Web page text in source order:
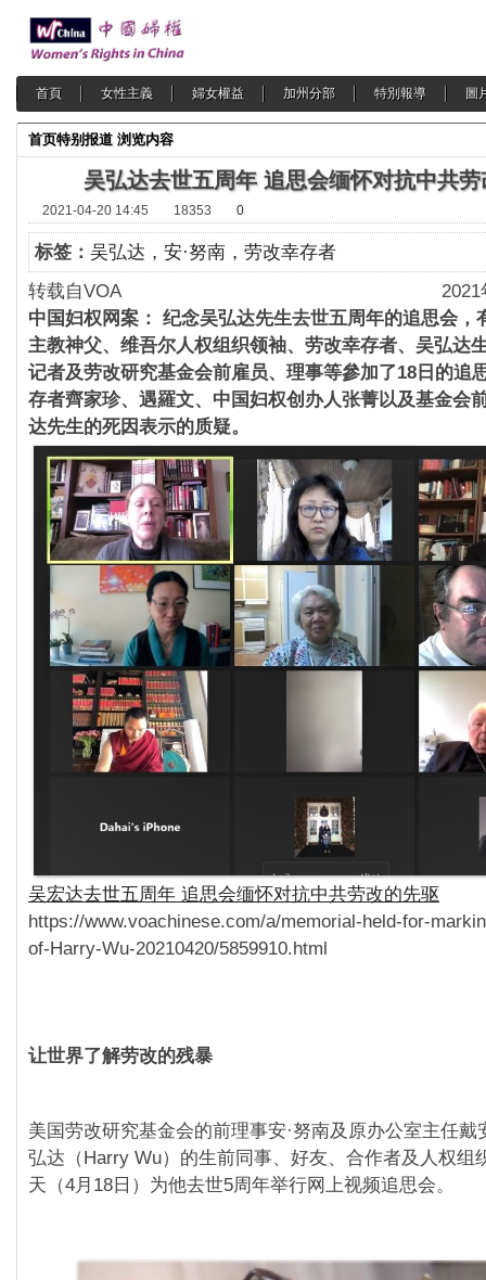
首頁 女性主義 婦女權益 加州分部 特別報導 圖
首页特别报道 浏览内容
吴弘达去世五周年 追思会缅怀对抗中共
2021-04-20 14:45 18353 0
标签： 吴弘达，安·努南，劳改幸存者
转载自VOA 2021年4月
中国妇权网案： 纪念吴弘达先生去世五周年的追思会，
主教神父、维吾尔人权组织领袖、劳改幸存者、吴弘达
记者及劳改研究基金会前雇员、理事等參加了18日的追
存者齊家珍、遇羅文、中国妇权创办人张菁以及基金会
达先生的死因表示的质疑。
吴宏达去世五周年 追思会缅怀对抗中共劳改的先驱
https://www.voachinese.com/a/memorial-held-for-
of-Harry-Wu-20210420/5859910.html
让世界了解劳改的残暴
美国劳改研究基金会的前理事安·努南及原办公室主任戴
弘达（Harry Wu）的生前同事、好友、合作者及人权组
天（4月18日）为他去世5周年举行网上视频追思会。